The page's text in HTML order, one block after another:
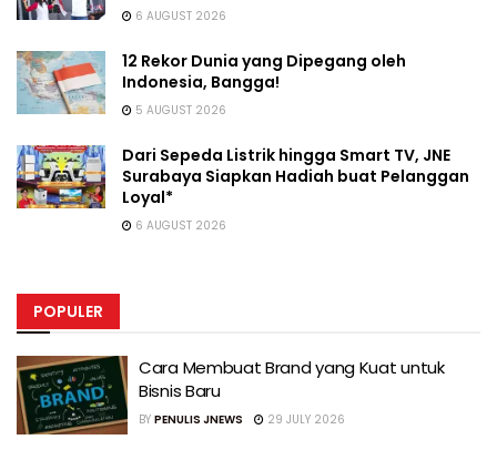
6 AUGUST 2026
12 Rekor Dunia yang Dipegang oleh
Indonesia, Bangga!
5 AUGUST 2026
Dari Sepeda Listrik hingga Smart TV, JNE
Surabaya Siapkan Hadiah buat Pelanggan
Loyal*
6 AUGUST 2026
POPULER
Cara Membuat Brand yang Kuat untuk
Bisnis Baru
BY PENULIS JNEWS 29 JULY 2026